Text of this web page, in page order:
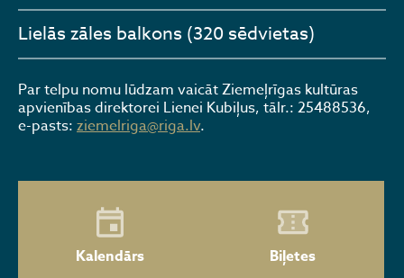
Lielās zāles balkons (320 sēdvietas)
Par telpu nomu lūdzam vaicāt Ziemeļrīgas kultūras
apvienības direktorei Lienei Kubiļus, tālr.: 25488536,
e-pasts: ziemelriga@riga.lv.
Kalendārs Biļetes